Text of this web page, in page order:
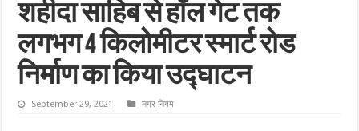
शहीदा साहिब से हॉल गेट तक
लगभग 4 किलोमीटर स्मार्ट रोड
निर्माण का किया उद्घाटन
September 29, 2021 नगर निगम